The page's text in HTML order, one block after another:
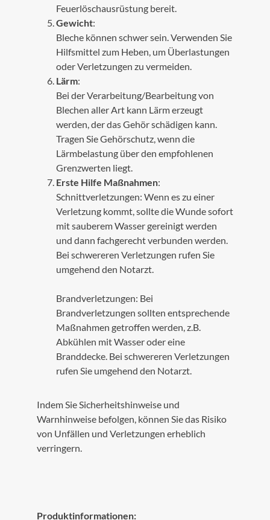
Feuerlöschausrüstung bereit.
Gewicht:
Bleche können schwer sein. Verwenden Sie
Hilfsmittel zum Heben, um Überlastungen
oder Verletzungen zu vermeiden.
Lärm:
Bei der Verarbeitung/Bearbeitung von
Blechen aller Art kann Lärm erzeugt
werden, der das Gehör schädigen kann.
Tragen Sie Gehörschutz, wenn die
Lärmbelastung über den empfohlenen
Grenzwerten liegt.
Erste Hilfe Maßnahmen:
Schnittverletzungen: Wenn es zu einer
Verletzung kommt, sollte die Wunde sofort
mit sauberem Wasser gereinigt werden
und dann fachgerecht verbunden werden.
Bei schwereren Verletzungen rufen Sie
umgehend den Notarzt.
Brandverletzungen: Bei
Brandverletzungen sollten entsprechende
Maßnahmen getroffen werden, z.B.
Abkühlen mit Wasser oder eine
Branddecke. Bei schwereren Verletzungen
rufen Sie umgehend den Notarzt.
Indem Sie Sicherheitshinweise und
Warnhinweise befolgen, können Sie das Risiko
von Unfällen und Verletzungen erheblich
verringern.
Produktinformationen: